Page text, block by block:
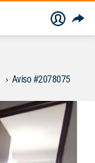
Aviso #2078075